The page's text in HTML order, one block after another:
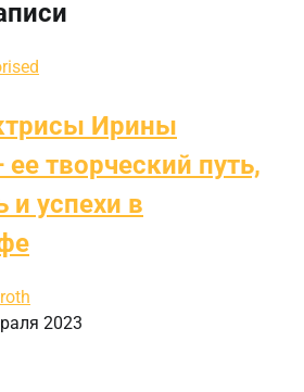
Ирины
творческий путь,
и успехи в
2023